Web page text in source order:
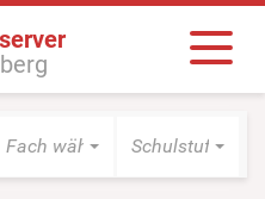
Fach wählen Schulstufe